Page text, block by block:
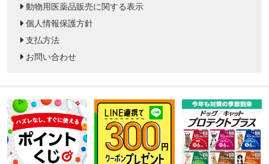
動物用医薬品販売に関する表示
個人情報保護方針
支払方法
お問い合わせ